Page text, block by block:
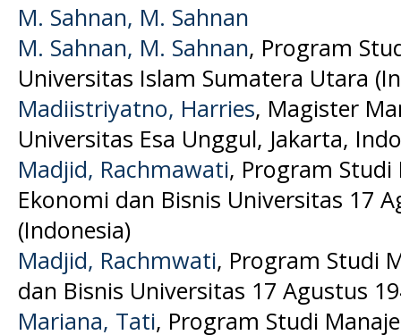
M. Sahnan, M. Sahnan
M. Sahnan, M. Sahnan, Program
Universitas Islam Sumatera Utara
Madiistriyatno, Harries, Magister
Universitas Esa Unggul, Jakarta,
Madjid, Rachmawati, Program
Ekonomi dan Bisnis Universitas 17
(Indonesia)
Madjid, Rachmwati, Program Studi
dan Bisnis Universitas 17 Agustus
Mariana, Tati, Program Studi